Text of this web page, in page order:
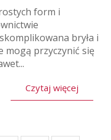
form i
bryła i
mogą przyczynić się
Czytaj więcej